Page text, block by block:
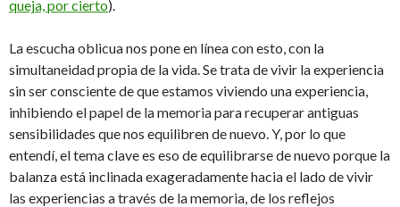
queja, por cierto).
La escucha oblicua nos pone en línea con esto, con la
simultaneidad propia de la vida. Se trata de vivir la experiencia
sin ser consciente de que estamos viviendo una experiencia,
inhibiendo el papel de la memoria para recuperar antiguas
sensibilidades que nos equilibren de nuevo. Y, por lo que
entendí, el tema clave es eso de equilibrarse de nuevo porque la
balanza está inclinada exageradamente hacia el lado de vivir
las experiencias a través de la memoria, de los reflejos